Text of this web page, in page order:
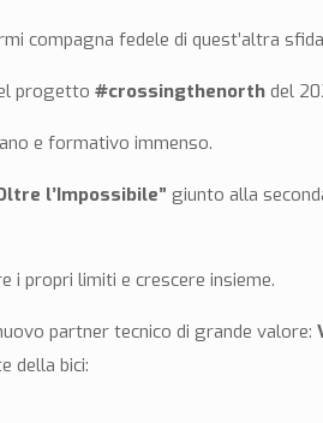
compagna fedele di quest’altra
progetto#crossingthenorth del
e formativo immenso.
l’Impossibile” giunto alla
i propri limiti e crescere insieme.
partner tecnico di grande valore:
della bici: